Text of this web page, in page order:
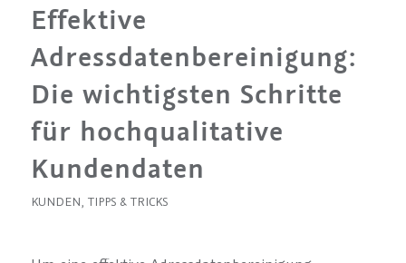
Effektive
Adressdatenbereinigung:
Die wichtigsten Schritte
für hochqualitative
Kundendaten
KUNDEN TIPPS & TRICKS